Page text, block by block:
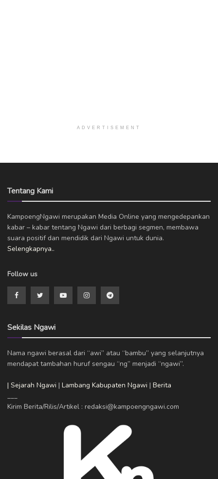
ADVERTISEMENT
Tentang Kami
KampoengNgawi merupakan Media Online yang mengedepankan
kabar – kabar tentang Ngawi dari berbagi segmen, membawa
suara positif dan mendidik dari Ngawi untuk dunia.
Selengkapnya..
Follow us
Sekilas Ngawi
Nama ngawi berasal dari “awi” atau “bambu” yang selanjutnya
mendapat tambahan huruf sengau “ng” menjadi “ngawi”.
| Sejarah Ngawi | Lambang Kabupaten Ngawi | Berita
___
Kirim Berita/Rilis/Artikel : redaksi@kampoengngawi.com